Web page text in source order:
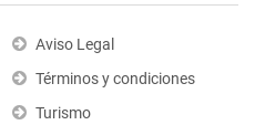
Aviso Legal
Términos y condiciones
Turismo